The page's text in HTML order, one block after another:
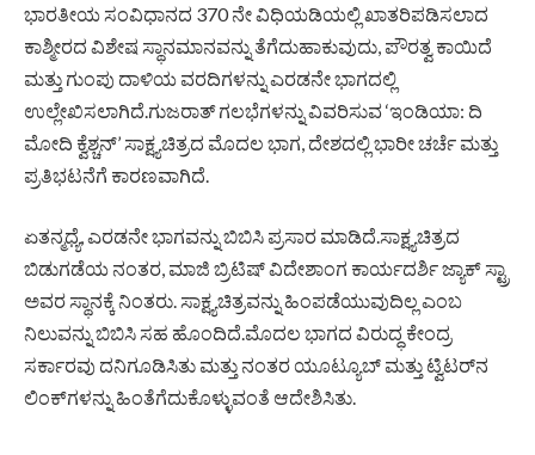
ಭಾರತೀಯ ಸಂವಿಧಾನದ 370 ನೇ ವಿಧಿಯಡಿಯಲ್ಲಿ ಖಾತರಿಪಡಿಸಲಾದ
ಕಾಶ್ಮೀರದ ವಿಶೇಷ ಸ್ಥಾನಮಾನವನ್ನು ತೆಗೆದುಹಾಕುವುದು, ಪೌರತ್ವ ಕಾಯಿದೆ
ಮತ್ತು ಗುಂಪು ದಾಳಿಯ ವರದಿಗಳನ್ನು ಎರಡನೇ ಭಾಗದಲ್ಲಿ
ಉಲ್ಲೇಖಿಸಲಾಗಿದೆ.ಗುಜರಾತ್ ಗಲಭೆಗಳನ್ನು ವಿವರಿಸುವ ‘ಇಂಡಿಯಾ: ದಿ
ಮೋದಿ ಕ್ವೆಶ್ಚನ್’ ಸಾಕ್ಷ್ಯಚಿತ್ರದ ಮೊದಲ ಭಾಗ, ದೇಶದಲ್ಲಿ ಭಾರೀ ಚರ್ಚೆ ಮತ್ತು
ಪ್ರತಿಭಟನೆಗೆ ಕಾರಣವಾಗಿದೆ.
ಏತನ್ಮಧ್ಯೆ, ಎರಡನೇ ಭಾಗವನ್ನು ಬಿಬಿಸಿ ಪ್ರಸಾರ ಮಾಡಿದೆ.ಸಾಕ್ಷ್ಯಚಿತ್ರದ
ಬಿಡುಗಡೆಯ ನಂತರ, ಮಾಜಿ ಬ್ರಿಟಿಷ್ ವಿದೇಶಾಂಗ ಕಾರ್ಯದರ್ಶಿ ಜ್ಯಾಕ್ ಸ್ಟ್ರಾ
ಅವರ ಸ್ಥಾನಕ್ಕೆ ನಿಂತರು. ಸಾಕ್ಷ್ಯಚಿತ್ರವನ್ನು ಹಿಂಪಡೆಯುವುದಿಲ್ಲ ಎಂಬ
ನಿಲುವನ್ನು ಬಿಬಿಸಿ ಸಹ ಹೊಂದಿದೆ.ಮೊದಲ ಭಾಗದ ವಿರುದ್ಧ ಕೇಂದ್ರ
ಸರ್ಕಾರವು ದನಿಗೂಡಿಸಿತು ಮತ್ತು ನಂತರ ಯೂಟ್ಯೂಬ್ ಮತ್ತು ಟ್ವಿಟರ್‌ನ
ಲಿಂಕ್‌ಗಳನ್ನು ಹಿಂತೆಗೆದುಕೊಳ್ಳುವಂತೆ ಆದೇಶಿಸಿತು.